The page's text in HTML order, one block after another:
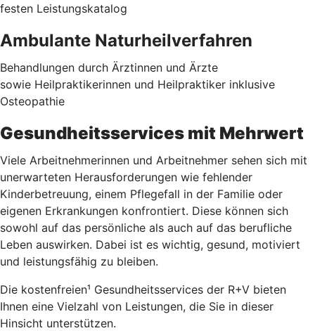
festen Leistungskatalog
Ambulante Naturheilverfahren
Behandlungen durch Ärztinnen und Ärzte
sowie Heilpraktikerinnen und Heilpraktiker inklusive
Osteopathie
Gesundheitsservices mit Mehrwert
Viele Arbeitnehmerinnen und Arbeitnehmer sehen sich mit
unerwarteten Herausforderungen wie fehlender
Kinderbetreuung, einem Pflegefall in der Familie oder
eigenen Erkrankungen konfrontiert. Diese können sich
sowohl auf das persönliche als auch auf das berufliche
Leben auswirken. Dabei ist es wichtig, gesund, motiviert
und leistungsfähig zu bleiben.
Die kostenfreien¹ Gesundheitsservices der R+V bieten
Ihnen eine Vielzahl von Leistungen, die Sie in dieser
Hinsicht unterstützen.